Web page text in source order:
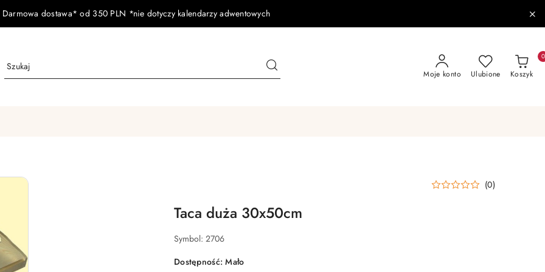
Darmowa dostawa* od 350 PLN *nie dotyczy kalendarzy adwentowych
Moje konto Ulubione Koszyk
0
(0)
Taca duża 30x50cm
Symbol: 2706
Dostępność:Mało